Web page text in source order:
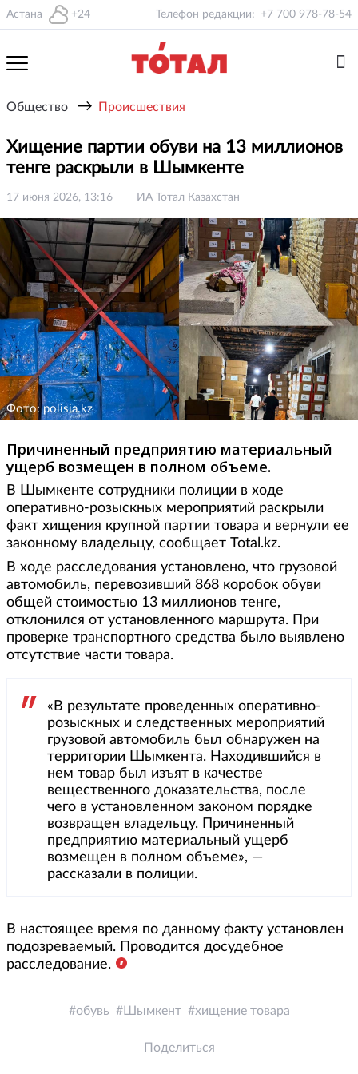
Астана +24 Телефон редакции: +7 700 978-78-54
Общество → Происшествия
Хищение партии обуви на 13 миллионов
тенге раскрыли в Шымкенте
17 июня 2026, 13:16 ИА Тотал Казахстан
Фото: polisia.kz
Причиненный предприятию материальный
ущерб возмещен в полном объеме.
В Шымкенте сотрудники полиции в ходе
оперативно-розыскных мероприятий раскрыли
факт хищения крупной партии товара и вернули ее
законному владельцу, сообщает Total.kz.
В ходе расследования установлено, что грузовой
автомобиль, перевозивший 868 коробок обуви
общей стоимостью 13 миллионов тенге,
отклонился от установленного маршрута. При
проверке транспортного средства было выявлено
отсутствие части товара.
«В результате проведенных оперативно-
розыскных и следственных мероприятий
грузовой автомобиль был обнаружен на
территории Шымкента. Находившийся в
нем товар был изъят в качестве
вещественного доказательства, после
чего в установленном законом порядке
возвращен владельцу. Причиненный
предприятию материальный ущерб
возмещен в полном объеме», —
рассказали в полиции.
В настоящее время по данному факту установлен
подозреваемый. Проводится досудебное
расследование.
обувь Шымкент хищение товара
Поделиться